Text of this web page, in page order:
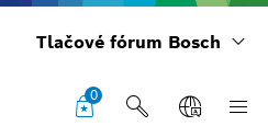
Tlačové fórum Bosch
0